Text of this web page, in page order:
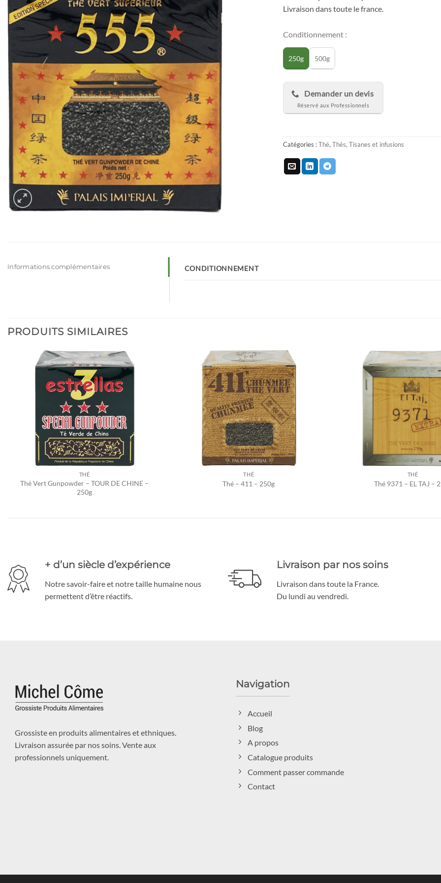
Livraison dans toute le france.
Conditionnement :
250g 500g
Demander un devis
Catégories :Thé,Thés, Tisanes et infusions
Informations complémentaires CONDITIONNEMENT
PRODUITS SIMILAIRES
THÉ
Thé Vert Gunpowder – TOUR DE CHINE –
250g
THÉ
Thé – 411 – 250g
THÉ
Thé 9371 – EL TAJ –
+ d’un siècle d’expérience
Notre savoir-faire et notre taille humaine nous
permettent d’être réactifs.
Livraison par nos soins
Livraison dans toute la France.
Du lundi au vendredi.
Grossiste en produits alimentaires et ethniques.
Livraison assurée par nos soins. Vente aux
professionnels uniquement.
Navigation
Accueil
Blog
A propos
Catalogue produits
Comment passer commande
Contact